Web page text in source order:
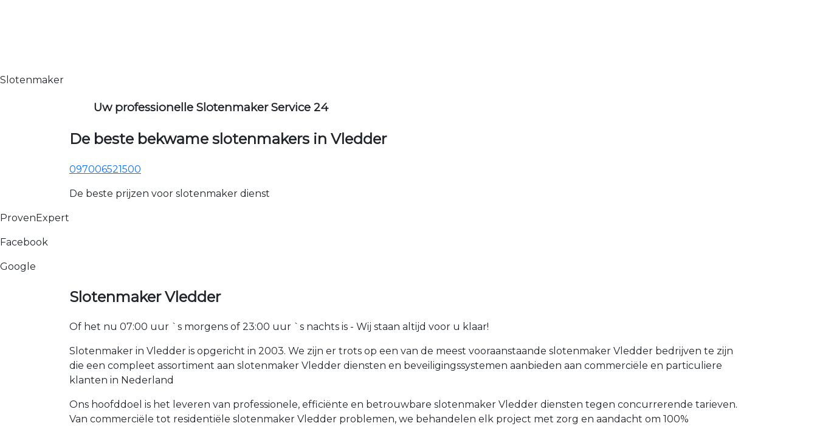
Slotenmaker
Uw professionelle Slotenmaker Service 24
De beste bekwame slotenmakers in Vledder
097006521500
De beste prijzen voor slotenmaker dienst
ProvenExpert
Facebook
Google
Slotenmaker Vledder
Of het nu 07:00 uur `s morgens of 23:00 uur `s nachts is - Wij staan altijd voor u klaar!
Slotenmaker in Vledder is opgericht in 2003. We zijn er trots op een van de meest vooraanstaande slotenmaker Vledder bedrijven te zijn
die een compleet assortiment aan slotenmaker Vledder diensten en beveiligingssystemen aanbieden aan commerciële en particuliere
klanten in Nederland
Ons hoofddoel is het leveren van professionele, efficiënte en betrouwbare slotenmaker Vledder diensten tegen concurrerende tarieven.
Van commerciële tot residentiële slotenmaker Vledder problemen, we behandelen elk project met zorg en aandacht om 100%